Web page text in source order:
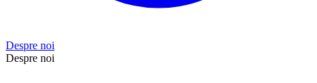
Despre noi
Despre noi